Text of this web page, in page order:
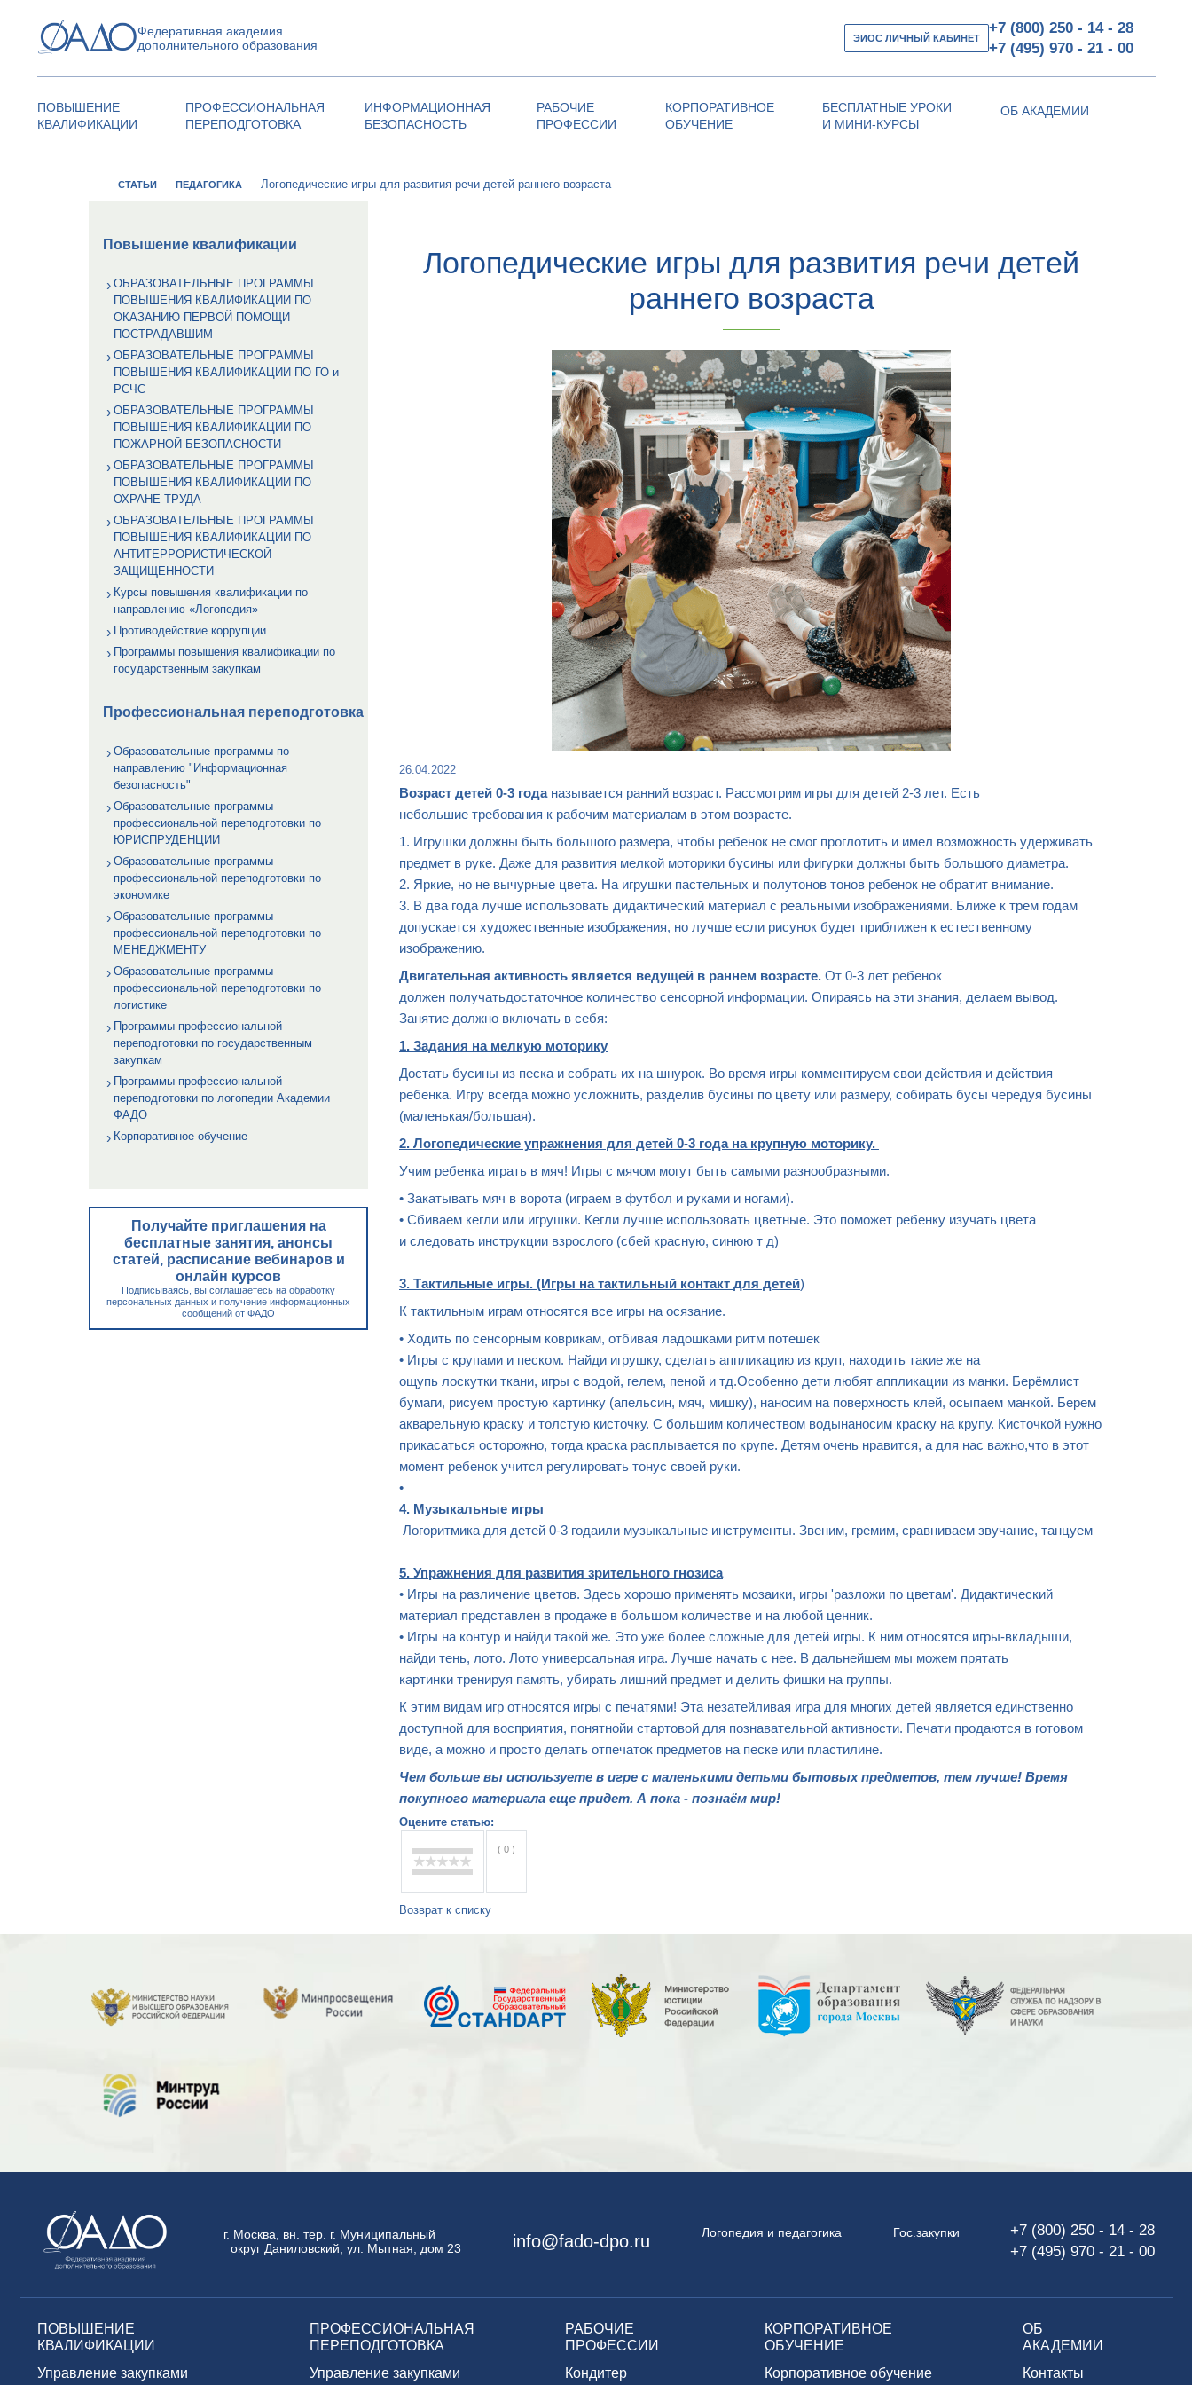
Федеративная академия
дополнительного образования
ЭИОС ЛИЧНЫЙ КАБИНЕТ
+7 (800) 250 - 14 - 28
+7 (495) 970 - 21 - 00
ПОВЫШЕНИЕ
КВАЛИФИКАЦИИ
ПРОФЕССИОНАЛЬНАЯ
ПЕРЕПОДГОТОВКА
ИНФОРМАЦИОННАЯ
БЕЗОПАСНОСТЬ
РАБОЧИЕ
ПРОФЕССИИ
КОРПОРАТИВНОЕ
ОБУЧЕНИЕ
БЕСПЛАТНЫЕ УРОКИ
И МИНИ-КУРСЫ
ОБ АКАДЕМИИ
— СТАТЬИ — ПЕДАГОГИКА — Логопедические игры для развития речи детей раннего возраста
Повышение квалификации
ОБРАЗОВАТЕЛЬНЫЕ ПРОГРАММЫ
ПОВЫШЕНИЯ КВАЛИФИКАЦИИ ПО
ОКАЗАНИЮ ПЕРВОЙ ПОМОЩИ
ПОСТРАДАВШИМ
ОБРАЗОВАТЕЛЬНЫЕ ПРОГРАММЫ
ПОВЫШЕНИЯ КВАЛИФИКАЦИИ ПО ГО и
РСЧС
ОБРАЗОВАТЕЛЬНЫЕ ПРОГРАММЫ
ПОВЫШЕНИЯ КВАЛИФИКАЦИИ ПО
ПОЖАРНОЙ БЕЗОПАСНОСТИ
ОБРАЗОВАТЕЛЬНЫЕ ПРОГРАММЫ
ПОВЫШЕНИЯ КВАЛИФИКАЦИИ ПО
ОХРАНЕ ТРУДА
ОБРАЗОВАТЕЛЬНЫЕ ПРОГРАММЫ
ПОВЫШЕНИЯ КВАЛИФИКАЦИИ ПО
АНТИТЕРРОРИСТИЧЕСКОЙ
ЗАЩИЩЕННОСТИ
Курсы повышения квалификации по
направлению «Логопедия»
Противодействие коррупции
Программы повышения квалификации по
государственным закупкам
Профессиональная переподготовка
Образовательные программы по
направлению "Информационная
безопасность"
Образовательные программы
профессиональной переподготовки по
ЮРИСПРУДЕНЦИИ
Образовательные программы
профессиональной переподготовки по
экономике
Образовательные программы
профессиональной переподготовки по
МЕНЕДЖМЕНТУ
Образовательные программы
профессиональной переподготовки по
логистике
Программы профессиональной
переподготовки по государственным
закупкам
Программы профессиональной
переподготовки по логопедии Академии
ФАДО
Корпоративное обучение
Получайте приглашения на
бесплатные занятия, анонсы
статей, расписание вебинаров и
онлайн курсов
Подписываясь, вы соглашаетесь на обработку
персональных данных и получение информационных
сообщений от ФАДО
Логопедические игры для развития речи детей
раннего возраста
26.04.2022
Возраст детей 0-3 года называется ранний возраст. Рассмотрим игры для детей 2-3 лет. Есть
небольшие требования к рабочим материалам в этом возрасте.
1. Игрушки должны быть большого размера, чтобы ребенок не смог проглотить и имел возможность удерживать
предмет в руке. Даже для развития мелкой моторики бусины или фигурки должны быть большого диаметра.
2. Яркие, но не вычурные цвета. На игрушки пастельных и полутонов тонов ребенок не обратит внимание.
3. В два года лучше использовать дидактический материал с реальными изображениями. Ближе к трем годам
допускается художественные изображения, но лучше если рисунок будет приближен к естественному
изображению.
Двигательная активность является ведущей в раннем возрасте. От 0-3 лет ребенок
должен получатьдостаточное количество сенсорной информации. Опираясь на эти знания, делаем вывод.
Занятие должно включать в себя:
1. Задания на мелкую моторику
Достать бусины из песка и собрать их на шнурок. Во время игры комментируем свои действия и действия
ребенка. Игру всегда можно усложнить, разделив бусины по цвету или размеру, собирать бусы чередуя бусины
(маленькая/большая).
2. Логопедические упражнения для детей 0-3 года на крупную моторику.
Учим ребенка играть в мяч! Игры с мячом могут быть самыми разнообразными.
• Закатывать мяч в ворота (играем в футбол и руками и ногами).
• Сбиваем кегли или игрушки. Кегли лучше использовать цветные. Это поможет ребенку изучать цвета
и следовать инструкции взрослого (сбей красную, синюю т д)
3. Тактильные игры. (Игры на тактильный контакт для детей)
К тактильным играм относятся все игры на осязание.
• Ходить по сенсорным коврикам, отбивая ладошками ритм потешек
• Игры с крупами и песком. Найди игрушку, сделать аппликацию из круп, находить такие же на
ощупь лоскутки ткани, игры с водой, гелем, пеной и тд.Особенно дети любят аппликации из манки. Берёмлист
бумаги, рисуем простую картинку (апельсин, мяч, мишку), наносим на поверхность клей, осыпаем манкой. Берем
акварельную краску и толстую кисточку. С большим количеством водынаносим краску на крупу. Кисточкой нужно
прикасаться осторожно, тогда краска расплывается по крупе. Детям очень нравится, а для нас важно,что в этот
момент ребенок учится регулировать тонус своей руки.
•
4. Музыкальные игры
Логоритмика для детей 0-3 годаили музыкальные инструменты. Звеним, гремим, сравниваем звучание, танцуем
5. Упражнения для развития зрительного гнозиса
• Игры на различение цветов. Здесь хорошо применять мозаики, игры 'разложи по цветам'. Дидактический
материал представлен в продаже в большом количестве и на любой ценник.
• Игры на контур и найди такой же. Это уже более сложные для детей игры. К ним относятся игры-вкладыши,
найди тень, лото. Лото универсальная игра. Лучше начать с нее. В дальнейшем мы можем прятать
картинки тренируя память, убирать лишний предмет и делить фишки на группы.
К этим видам игр относятся игры с печатями! Эта незатейливая игра для многих детей является единственно
доступной для восприятия, понятнойи стартовой для познавательной активности. Печати продаются в готовом
виде, а можно и просто делать отпечаток предметов на песке или пластилине.
Чем больше вы используете в игре с маленькими детьми бытовых предметов, тем лучше! Время
покупного материала еще придет. А пока - познаём мир!
Оцените статью:
( 0 )
Возврат к списку
г. Москва, вн. тер. г. Муниципальный
округ Даниловский, ул. Мытная, дом 23
info@fado-dpo.ru Логопедия и педагогика Гос.закупки
+7 (800) 250 - 14 - 28
+7 (495) 970 - 21 - 00
ПОВЫШЕНИЕ
КВАЛИФИКАЦИИ
Управление закупками
ПРОФЕССИОНАЛЬНАЯ
ПЕРЕПОДГОТОВКА
Управление закупками
РАБОЧИЕ
ПРОФЕССИИ
Кондитер
КОРПОРАТИВНОЕ
ОБУЧЕНИЕ
Корпоративное обучение
ОБ
АКАДЕМИИ
Контакты